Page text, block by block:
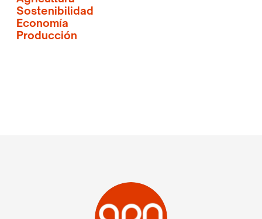
Sostenibilidad
Economía
Producción